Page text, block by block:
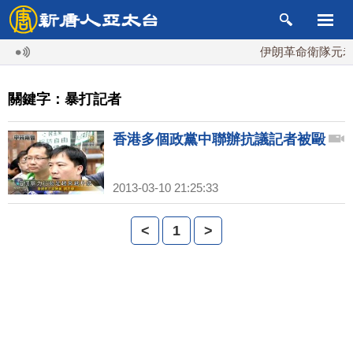
伊朗革命衛隊元
關鍵字：暴打記者
香港多個政黨中聯辦抗議記者被毆
2013-03-10 21:25:33
< 1 >